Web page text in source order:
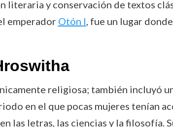
y conservación de textos
emperador Otón I, fue un lugar
religiosa; también incluyó
en el que pocas mujeres tenían
las letras, las ciencias y la filosofía.